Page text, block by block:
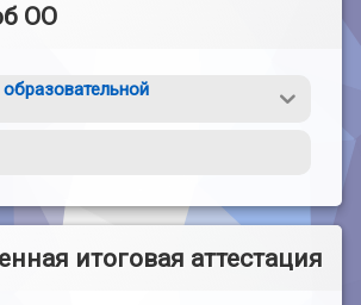
ОО
итоговая аттестация